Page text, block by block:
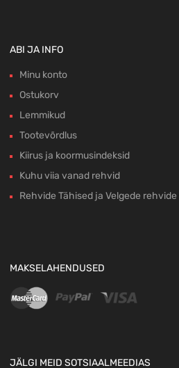
ABI JA INFO
Minu konto
Ostukorv
Lemmikud
Tootevõrdlus
Kiirus ja koormusindeksid
Kuhu viia vanad rehvid
Rehvide Tähised ja Velgede
MAKSELAHENDUSED
JÄLGI MEID SOTSIAALMEEDIAS